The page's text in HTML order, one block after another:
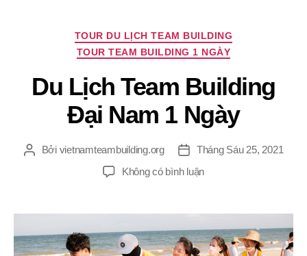
Chuyên
mục
TOUR DU LỊCH TEAM BUILDING
TOUR TEAM BUILDING 1 NGÀY
Du Lịch Team Building
Đại Nam 1 Ngày
TácBởi vietnamteambuilding.org
Ngày
đăng
Tháng Sáu 25, 2021
Không có bình luậnở
Team
Building
Đại